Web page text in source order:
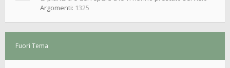
Argomenti: 1325
Fuori Tema